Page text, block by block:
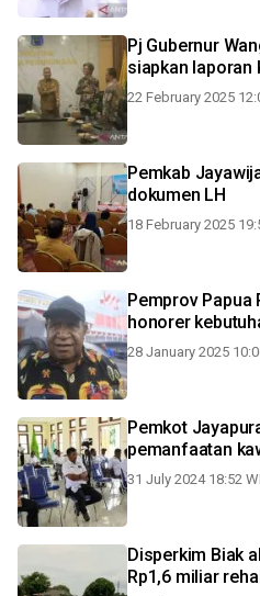
Pj Gubernur
siapkan laporan
22 February 2025
Pemkab
dokumen LH
18 February 2025
Pemprov Papua
honorer
28 January 2025
Pemkot
pemanfaatan
31 July 2024 18:52
Disperkim Biak
Rp1,6 miliar